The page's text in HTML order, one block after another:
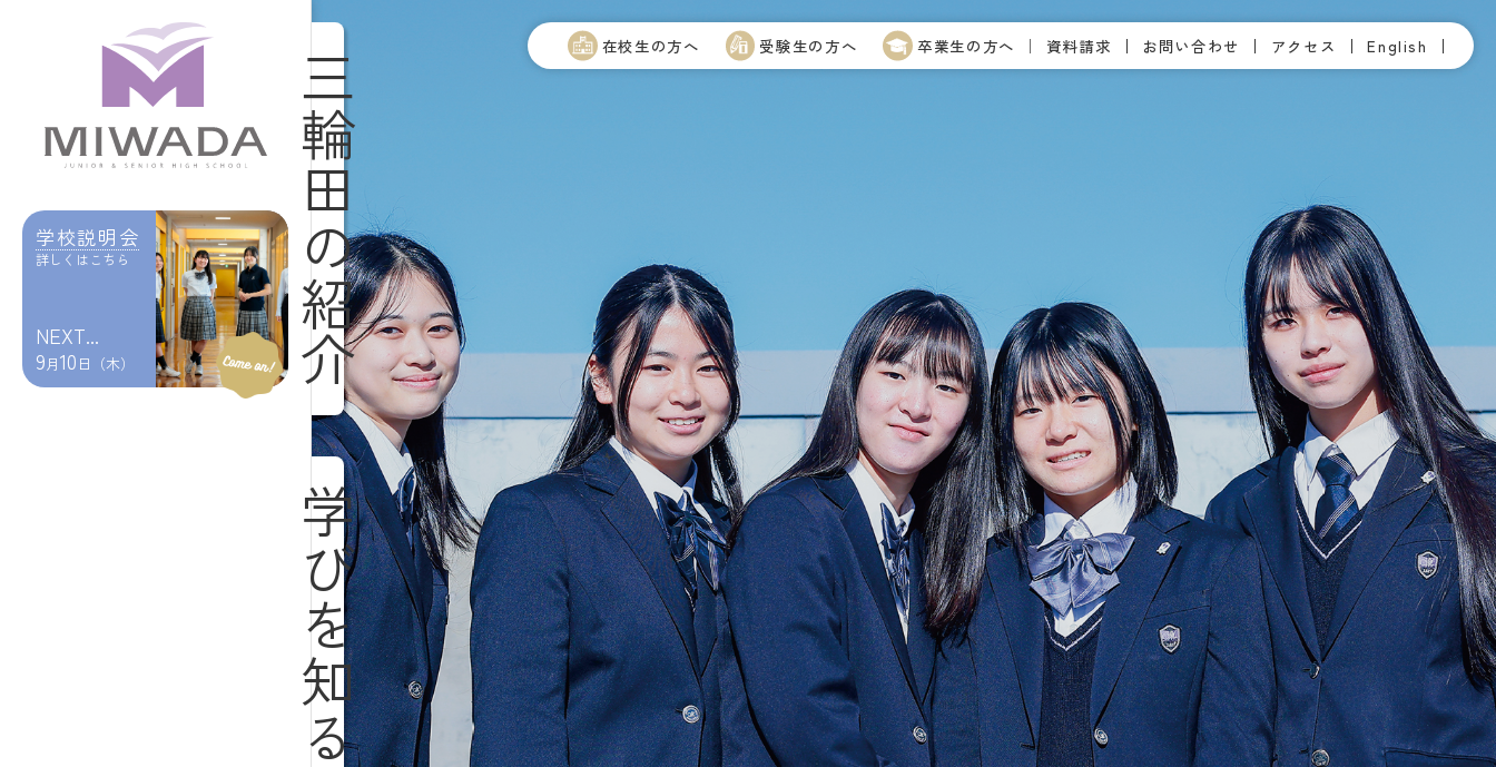
在校生の方へ 受験生の方へ 卒業生の方へ 資料請求 お問い合わせ アクセス English
三輪田の紹介
学びを知る
学校説明会
詳しくはこちら
NEXT...
9月10 日（木）